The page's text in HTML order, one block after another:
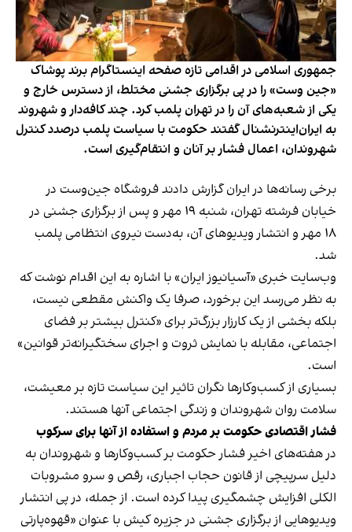
جمهوری اسلامی در اقدامی تازه صفحه اینستاگرام برند پوشاک
«جین وست» را در پی برگزاری جشنی مختلط، از دسترس خارج و
یکی از شعبه‌های آن را در تهران پلمب کرد. چند کافه‌‌دار و شهروند
به ایران‌اینترنشنال گفتند حکومت با سیاست پلمب درصدد کنترل
شهروندان، اعمال فشار بر آنان و انتقام‌گیری است.
برخی رسانه‌ها در ایران گزارش دادند فروشگاه جین‌وست در
خیابان فرشته تهران، شنبه ۱۹ مهر و پس از برگزاری جشنی در
۱۸ مهر و انتشار ویدیوهای آن، به‌دست نیروی انتظامی پلمب
شد.
وب‌سایت خبری «آسیانیوز ایران» با اشاره به این اقدام نوشت که
به نظر می‌رسد این برخورد، صرفا یک واکنش مقطعی نیست،
بلکه بخشی از یک کارزار بزرگ‌تر برای «کنترل بیشتر بر فضای
اجتماعی، مقابله با نمایش ثروت و اجرای سختگیرانه‌تر قوانین»
است.
بسیاری از کسب‌وکارها نگران تاثیر این سیاست‌ تازه بر معیشت،
سلامت روان شهروندان و زندگی اجتماعی آنها هستند.
فشار اقتصادی حکومت بر مردم و استفاده از آنها برای سرکوب
در هفته‌های اخیر فشار حکومت بر کسب‌وکارها و شهروندان به
دلیل سرپیچی از قانون حجاب اجباری، رقص و سرو مشروبات
الکلی افزایش چشمگیری پیدا کرده است. از جمله، در پی انتشار
ویدیوهایی از برگزاری جشنی در جزیره کیش با عنوان «قهوه‌پارتی